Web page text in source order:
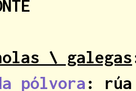
\ galegas
pólvora : rúa